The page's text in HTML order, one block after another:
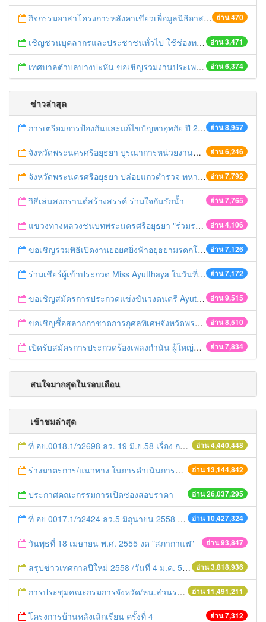
อ่าน 470
กิจกรรมอาสาโครงการหลังคาเขียวเพื่อมูลนิธิอาสาเพื่อนพึ่ง(ภาฯ)ยามยาก
อ่าน 3,471
เชิญชวนบุคลากรและประชาชนทั่วไป ใช้ช่องทางการติดต่อสื่อสารผ่านเว็บไซต์กรมส่งเสริมการปกครองท้องถิ่น
อ่าน 6,374
เทศบาลตำบลบางปะหัน ขอเชิญร่วมงานประเพณีแห่เทียนพรรษา ประจำปี 2554
ข่าวล่าสุด
อ่าน 8,957
การเตรียมการป้องกันและแก้ไขปัญหาอุทกัย ปี 2561
อ่าน 6,246
จังหวัดพระนครศรีอยุธยา บูรณาการหน่วยงานที่เกี่ยวข้อง ลงพื้นที่จัดระเบียบและดำเนินมาตรการตามบทลงโทษสูงสุดกับผู้ประกอบการร้านค้าที่ยังฝ่าฝืนตั้งร้านค้ารุกล้ำเขตพื้นที่ทางหลวง เตรียมความปลอดภัยก่อนเทศกาลสงกรานต์
อ่าน 7,792
จังหวัดพระนครศรีอยุธยา ปล่อยแถวตำรวจ ทหาร ฝ่ายปกครอง กว่า 100 นาย ตรวจเข้มท่ารถสาธารณะ สถานีขนส่งรถโดยสาร วินรถตู้ และสถานีรถไฟ เตรียมรับมือเทศกาลสงกรานต์
อ่าน 7,765
วิธีเล่นสงกรานต์สร้างสรรค์ ร่วมใจกันรักน้ำ
อ่าน 4,106
แขวงทางหลวงชนบทพระนครศรีอยุธยา "ร่วมรณรงค์ ขับช้า เปิดไฟหน้า คาดเข็มขัด" เทศกาลสงกรานต์ ปี 2561
อ่าน 7,126
ขอเชิญร่วมพิธีเปิดงานยอยศยิ่งฟ้าอยุธยามรดกโลก
อ่าน 7,172
ร่วมเชียร์ผู้เข้าประกวด Miss Ayutthaya ในวันที่ 15 ธันวาคม 2560
อ่าน 9,515
ขอเชิญสมัครการประกวดแข่งขันวงดนตรี Ayutthaya battle of the bands
อ่าน 8,510
ขอเชิญซื้อสลากกาชาดการกุศลพิเศษจังหวัดพระนครศรีอยุธยา 2560
อ่าน 7,834
เปิดรับสมัครการประกวดร้องเพลงกำนัน ผู้ใหญ่บ้าน ฯลฯ
สนใจมากสุดในรอบเดือน
เข้าชมล่าสุด
อ่าน 4,440,448
ที่ อย.0018.1/ว2698 ลว. 19 มิ.ย.58 เรื่อง การแก้ไขปัญหาหนี้สินให้แก่เกษตรกร
อ่าน 13,144,842
ร่างมาตรการ/แนวทาง ในการดำเนินการประกอบการตรวจราชการแบบบูรณาการ
อ่าน 26,037,295
ประกาศคณะกรรมการเปิดซองสอบราคา
อ่าน 10,427,324
ที่ อย 0017.1/ว2424 ลว.5 มิถุนายน 2558 เรื่อง แจ้งกำหนดตรวจประเมินและให้คะแนนหน่วยงานที่สมัครเข้าร่วมโครงการพัฒนาหน่วยงานต้นแบบในการจัดตั้งศูนย์ข้อมูลข่าวสารของราชการฯ ประจำปีงบประมาณ พ.ศ. 2558
อ่าน 93,847
วันพุธที่ 18 เมษายน พ.ศ. 2555 งด "สภากาแฟ"
อ่าน 3,818,936
สรุปข่าวเทศกาลปีใหม่ 2558 /วันที่ 4 ม.ค. 58
อ่าน 11,491,211
การประชุมคณะกรมการจังหวัด/หน.ส่วนราชการประจำเดือน มิถุนายน 2558
อ่าน 7,312
โครงการบ้านหลังเลิกเรียน ครั้งที่ 4